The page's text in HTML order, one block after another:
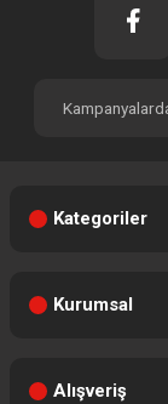
Kategoriler
Kurumsal
Alışveriş